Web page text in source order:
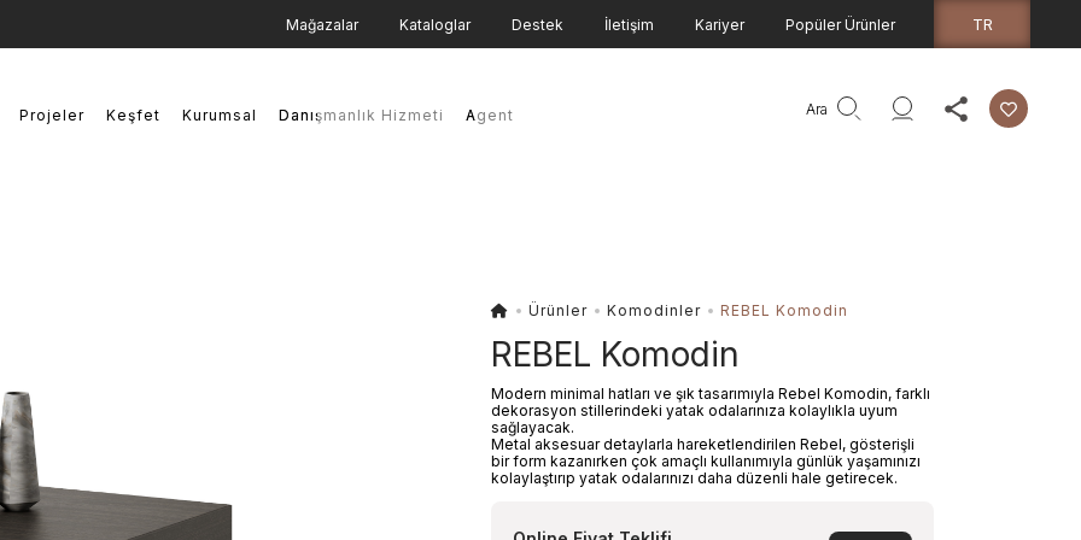
Mağazalar Kataloglar Destek İletişim Kariyer Popüler Ürünler TR
Projeler Keşfet Kurumsal Danışmanlık Hizmeti
Danışmanlık Hizmeti Agent
Agent Ara
Ürünler Komodinler REBEL Komodin
REBEL Komodin
Modern minimal hatları ve şık tasarımıyla Rebel Komodin, farklı
dekorasyon stillerindeki yatak odalarınıza kolaylıkla uyum
sağlayacak.
Metal aksesuar detaylarla hareketlendirilen Rebel, gösterişli
bir form kazanırken çok amaçlı kullanımıyla günlük yaşamınızı
kolaylaştırıp yatak odalarınızı daha düzenli hale getirecek.